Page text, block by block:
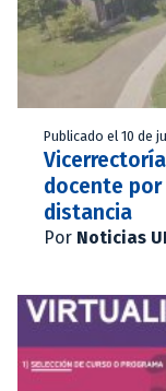
Publicado el 10 de
docente
distancia
Por Noticias